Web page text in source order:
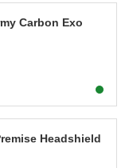
Carbon Exo
Headshield